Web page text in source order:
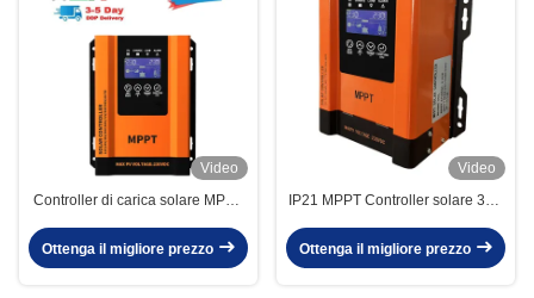
Video
Controller di carica solare MPPT
protezione da sovratensione
Ottenga il migliore prezzo
Video
IP21 MPPT Controller solare 30A
60V 72V 84V 96V
Ottenga il migliore prezzo